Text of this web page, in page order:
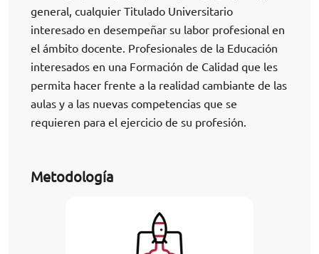
general, cualquier Titulado Universitario
interesado en desempeñar su labor profesional en
el ámbito docente. Profesionales de la Educación
interesados en una Formación de Calidad que les
permita hacer frente a la realidad cambiante de las
aulas y a las nuevas competencias que se
requieren para el ejercicio de su profesión.
Metodología